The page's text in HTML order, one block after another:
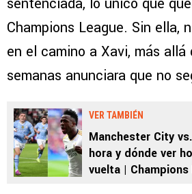
sentenciada, lo único que
Champions League. Sin ella,
en el camino a Xavi, más allá
semanas anunciara que no
VER TAMBIÉN
Manchester City
hora y dónde ver
vuelta | Champions